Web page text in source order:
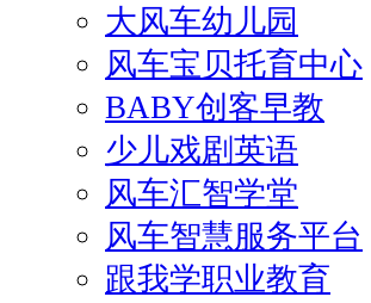
大风车幼儿园
风车宝贝托育中心
BABY创客早教
少儿戏剧英语
风车汇智学堂
风车智慧服务平台
跟我学职业教育